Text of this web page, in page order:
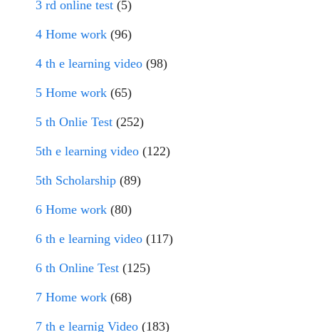
3 rd online test (5)
4 Home work (96)
4 th e learning video (98)
5 Home work (65)
5 th Onlie Test (252)
5th e learning video (122)
5th Scholarship (89)
6 Home work (80)
6 th e learning video (117)
6 th Online Test (125)
7 Home work (68)
7 th e learnig Video (183)